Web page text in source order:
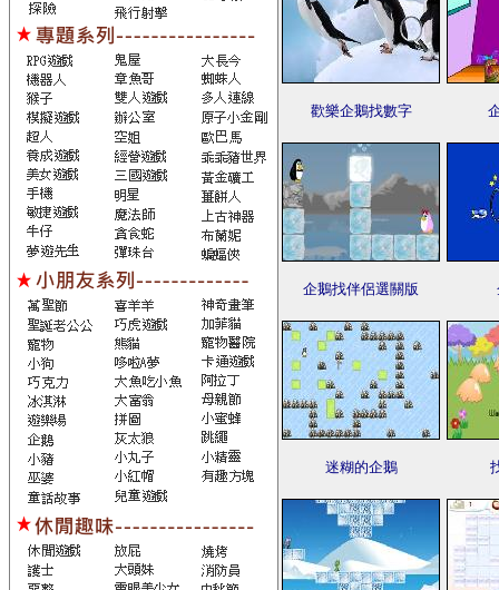
歡樂企鵝找數字
企鵝找伴侶選關版
迷糊的企鵝